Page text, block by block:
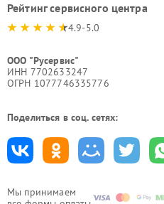
Мы принимаем
Рейтинг сервисного центра
4.9-5.0
ООО "Русервис"
ИНН 7702633247
ОГРН 1077746335776
Поделиться в соц. сетях: